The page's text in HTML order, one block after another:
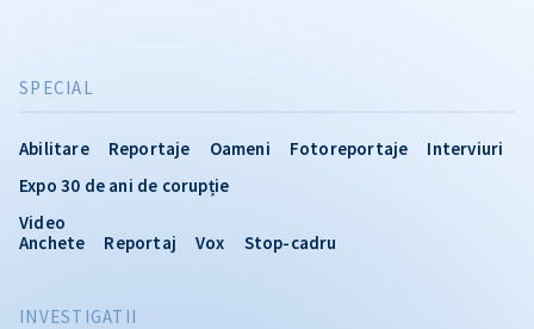
INVESTIGATII
SPECIAL
Abilitare Reportaje Oameni Fotoreportaje
Interviuri
Expo 30 de ani de corupție
Video
Anchete
Reportaj Vox Stop-cadru